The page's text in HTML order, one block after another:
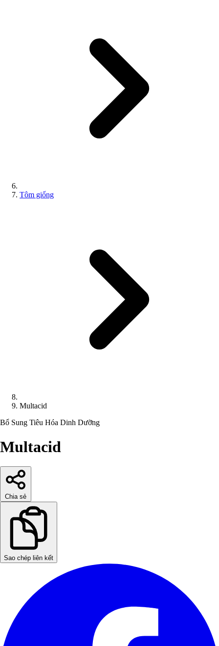
Tôm giống
Multacid
Bổ Sung Tiêu Hóa Dinh Dưỡng
Multacid
Chia sẻ
Sao chép liên kết